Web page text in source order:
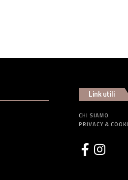
Link utili
CHI SIAMO
PRIVACY &